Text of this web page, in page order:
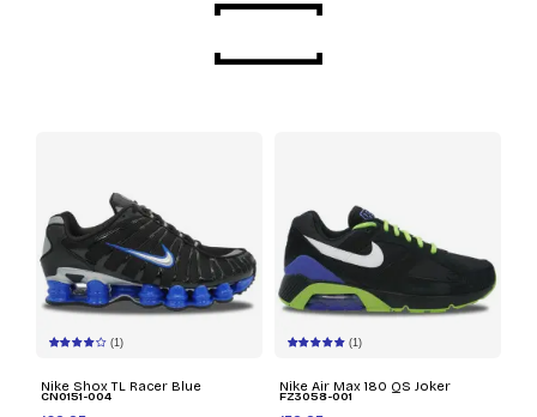
(1)
Nike Shox TL Racer Blue
CN0151-004
(1)
Nike Air Max 180 QS Joker
FZ3058-001